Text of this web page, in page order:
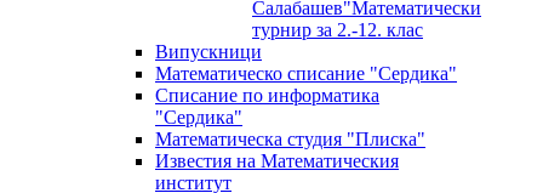
Салабашев"Математически
турнир за 2.-12. клас
Випускници
Математическо списание "Сердика"
Списание по информатика
"Сердика"
Математическа студия "Плиска"
Известия на Математическия
институт